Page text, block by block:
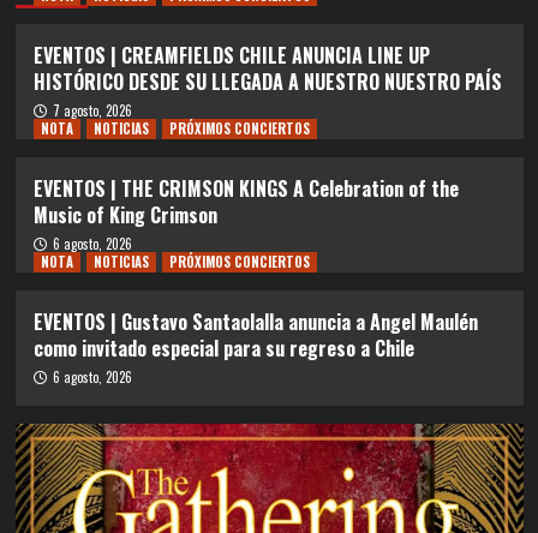
EVENTOS | CREAMFIELDS CHILE ANUNCIA LINE UP
HISTÓRICO DESDE SU LLEGADA A NUESTRO NUESTRO PAÍS
7 agosto, 2026
NOTA
NOTICIAS PRÓXIMOS CONCIERTOS
EVENTOS | THE CRIMSON KINGS A Celebration of the
Music of King Crimson
6 agosto, 2026
NOTA
NOTICIAS PRÓXIMOS CONCIERTOS
EVENTOS | Gustavo Santaolalla anuncia a Angel Maulén
como invitado especial para su regreso a Chile
6 agosto, 2026